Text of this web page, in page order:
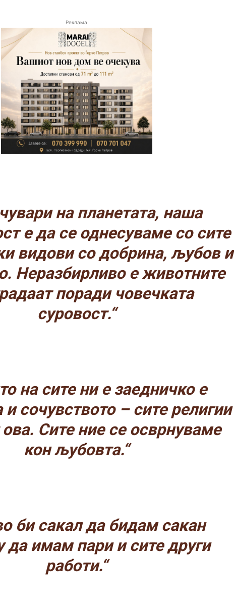
Реклама
на планетата, наша
е да се однесуваме со сите
видови со добрина, љубов и
Неразбирливо е животните
поради човечката
суровост.“
на сите ни е заедничко е
сочувството – сите религии
Сите ние се осврнуваме
кон љубовта.“
би сакал да бидам сакан
да имам пари и сите други
работи.“